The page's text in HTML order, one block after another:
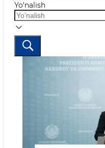
Yo‘nalish